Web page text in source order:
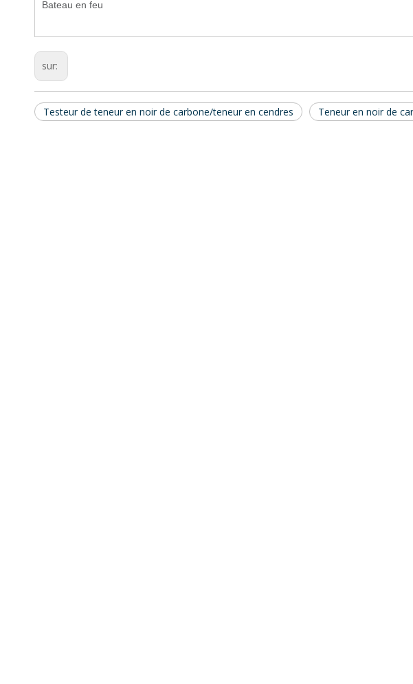
Bateau en feu
sur:
Testeur de teneur en noir de carbone/teneur en cendres Teneur en noir de